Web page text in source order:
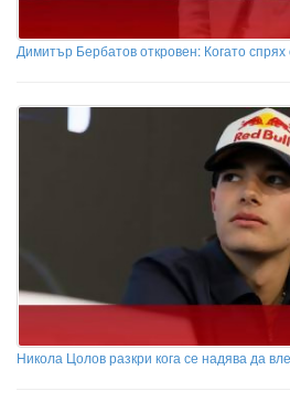
Димитър Бербатов откровен: Когато
Никола Цолов разкри кога се надява да